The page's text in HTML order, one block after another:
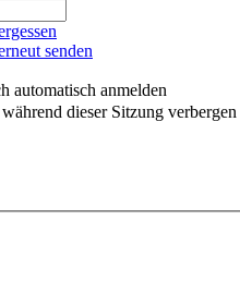
senden
automatisch anmelden
dieser Sitzung verbergen